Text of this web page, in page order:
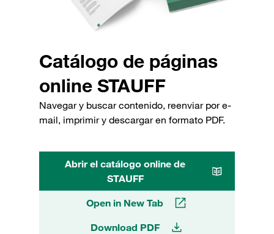
Catálogo de páginas
online STAUFF
Navegar y buscar contenido, reenviar por e-
mail, imprimir y descargar en formato PDF.
Abrir el catálogo online de
STAUFF
Open in New Tab
Download PDF